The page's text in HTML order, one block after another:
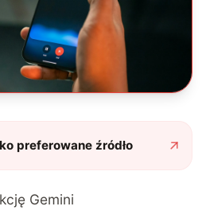
preferowane źródło
Gemini